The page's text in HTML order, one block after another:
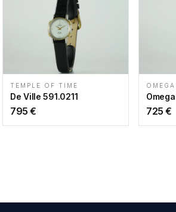
TEMPLE OF TIME
De Ville 591.0211
795 €
OMEGA
725 €